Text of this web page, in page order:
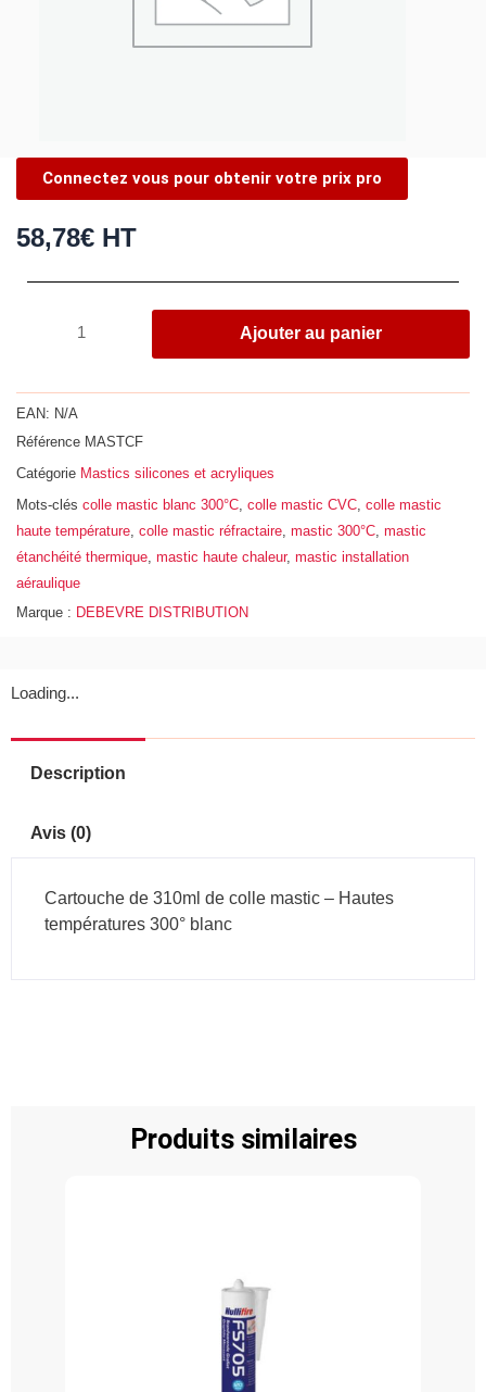
Connectez vous pour obtenir votre prix pro
58,78€ HT
de
colle
mastic
-
Hautes
températures
300°
Ajouter au panier
EAN: N/A
Référence MASTCF
Catégorie Mastics silicones et acryliques
Mots-clés colle mastic blanc 300°C, colle mastic CVC, colle mastic
haute température, colle mastic réfractaire, mastic 300°C, mastic
étanchéité thermique, mastic haute chaleur, mastic installation
aéraulique
Marque : DEBEVRE DISTRIBUTION
Loading...
Description
Avis (0)
Cartouche de 310ml de colle mastic – Hautes
températures 300° blanc
Produits similaires